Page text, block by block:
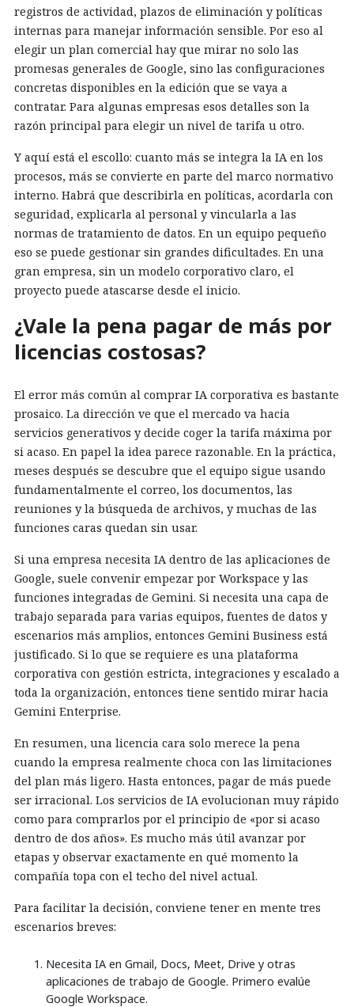
registros de actividad, plazos de eliminación y políticas
internas para manejar información sensible. Por eso al
elegir un plan comercial hay que mirar no solo las
promesas generales de Google, sino las configuraciones
concretas disponibles en la edición que se vaya a
contratar. Para algunas empresas esos detalles son la
razón principal para elegir un nivel de tarifa u otro.
Y aquí está el escollo: cuanto más se integra la IA en los
procesos, más se convierte en parte del marco normativo
interno. Habrá que describirla en políticas, acordarla con
seguridad, explicarla al personal y vincularla a las
normas de tratamiento de datos. En un equipo pequeño
eso se puede gestionar sin grandes dificultades. En una
gran empresa, sin un modelo corporativo claro, el
proyecto puede atascarse desde el inicio.
¿Vale la pena pagar de más por
licencias costosas?
El error más común al comprar IA corporativa es bastante
prosaico. La dirección ve que el mercado va hacia
servicios generativos y decide coger la tarifa máxima por
si acaso. En papel la idea parece razonable. En la práctica,
meses después se descubre que el equipo sigue usando
fundamentalmente el correo, los documentos, las
reuniones y la búsqueda de archivos, y muchas de las
funciones caras quedan sin usar.
Si una empresa necesita IA dentro de las aplicaciones de
Google, suele convenir empezar por Workspace y las
funciones integradas de Gemini. Si necesita una capa de
trabajo separada para varias equipos, fuentes de datos y
escenarios más amplios, entonces Gemini Business está
justificado. Si lo que se requiere es una plataforma
corporativa con gestión estricta, integraciones y escalado a
toda la organización, entonces tiene sentido mirar hacia
Gemini Enterprise.
En resumen, una licencia cara solo merece la pena
cuando la empresa realmente choca con las limitaciones
del plan más ligero. Hasta entonces, pagar de más puede
ser irracional. Los servicios de IA evolucionan muy rápido
como para comprarlos por el principio de «por si acaso
dentro de dos años». Es mucho más útil avanzar por
etapas y observar exactamente en qué momento la
compañía topa con el techo del nivel actual.
Para facilitar la decisión, conviene tener en mente tres
escenarios breves:
Necesita IA en Gmail, Docs, Meet, Drive y otras
aplicaciones de trabajo de Google. Primero evalúe
Google Workspace.